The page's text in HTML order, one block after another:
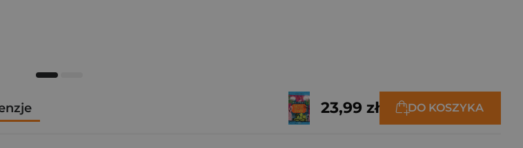
23,99 zł DO KOSZYKA